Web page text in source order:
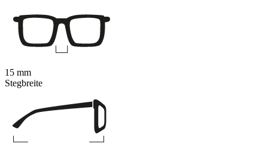
15 mm
Stegbreite